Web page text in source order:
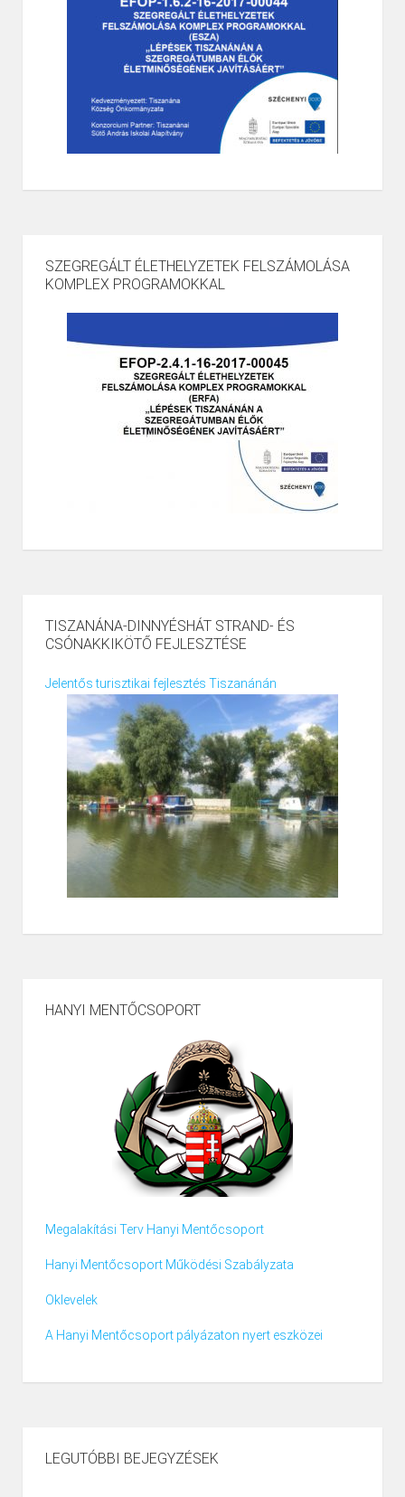
SZEGREGÁLT ÉLETHELYZETEK FELSZÁMOLÁSA
KOMPLEX PROGRAMOKKAL
TISZANÁNA-DINNYÉSHÁT STRAND- ÉS
CSÓNAKKIKÖTŐ FEJLESZTÉSE
Jelentős turisztikai fejlesztés Tiszanánán
HANYI MENTŐCSOPORT
Megalakítási Terv Hanyi Mentőcsoport
Hanyi Mentőcsoport Működési Szabályzata
Oklevelek
A Hanyi Mentőcsoport pályázaton nyert eszközei
LEGUTÓBBI BEJEGYZÉSEK